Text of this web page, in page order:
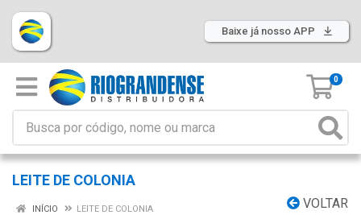
Baixe já nosso APP
0
LEITE DE COLONIA
VOLTAR
INÍCIO LEITE DE COLONIA